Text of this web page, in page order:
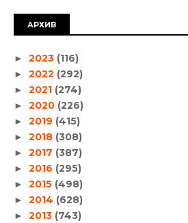
АРХИВ
► 2023 (116)
► 2022 (292)
► 2021 (274)
► 2020 (226)
► 2019 (415)
► 2018 (308)
► 2017 (387)
► 2016 (295)
► 2015 (498)
► 2014 (628)
► 2013 (743)